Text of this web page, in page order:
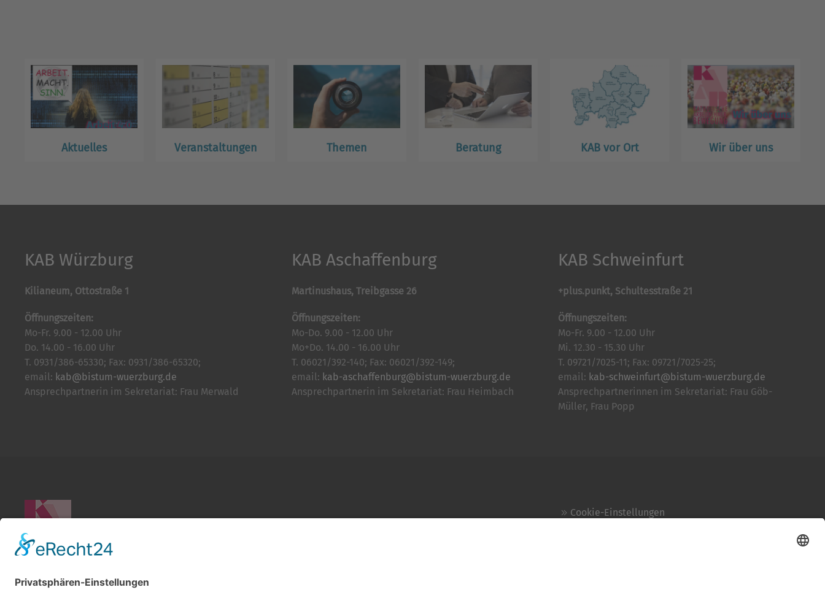
Aktuelles Veranstaltungen Themen Beratung KAB vor Ort Wir über uns
KAB Würzburg
Kilianeum, Ottostraße 1
Öffnungszeiten:
Mo-Fr. 9.00 - 12.00 Uhr
Do. 14.00 - 16.00 Uhr
T. 0931/386-65330; Fax: 0931/386-65320;
email: kab@bistum-wuerzburg.de
Ansprechpartnerin im Sekretariat: Frau Merwald
KAB Aschaffenburg
Martinushaus, Treibgasse 26
Öffnungszeiten:
Mo-Do. 9.00 - 12.00 Uhr
Mo+Do. 14.00 - 16.00 Uhr
T. 06021/392-140; Fax: 06021/392-149;
email: kab-aschaffenburg@bistum-wuerzburg.de
Ansprechpartnerin im Sekretariat: Frau Heimbach
KAB Schweinfurt
+plus.punkt, Schultesstraße 21
Öffnungszeiten:
Mo-Fr. 9.00 - 12.00 Uhr
Mi. 12.30 - 15.30 Uhr
T. 09721/7025-11; Fax: 09721/7025-25;
email: kab-schweinfurt@bistum-wuerzburg.de
Ansprechpartnerinnen im Sekretariat: Frau Göb-
Müller, Frau Popp
Cookie-Einstellungen